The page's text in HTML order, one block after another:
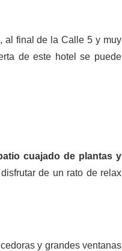
al final de la Calle 5 y muy
de este hotel se puede
cuajado de plantas y
de un rato de relax
y grandes ventanas